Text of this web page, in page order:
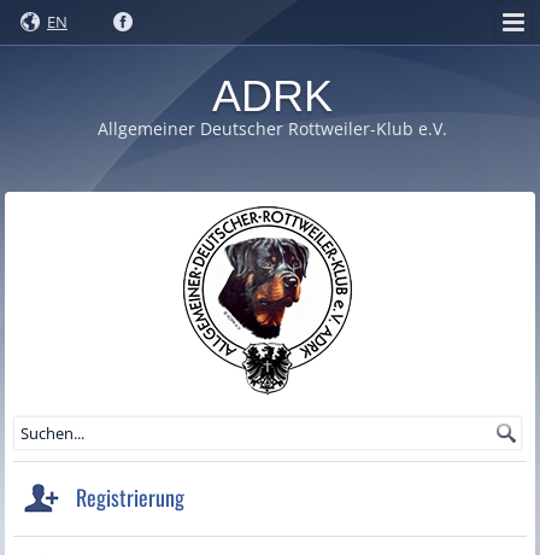
EN
ADRK
Allgemeiner Deutscher Rottweiler-Klub e.V.
Registrierung